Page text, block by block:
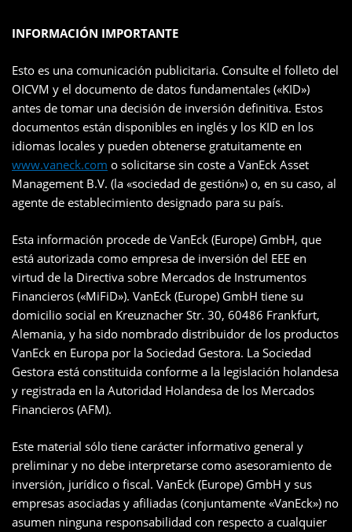
INFORMACIÓN IMPORTANTE
Esto es una comunicación publicitaria. Consulte el folleto del
OICVM y el documento de datos fundamentales («KID»)
antes de tomar una decisión de inversión definitiva. Estos
documentos están disponibles en inglés y los KID en los
idiomas locales y pueden obtenerse gratuitamente en
www.vaneck.com o solicitarse sin coste a VanEck Asset
Management B.V. (la «sociedad de gestión») o, en su caso, al
agente de establecimiento designado para su país.
Esta información procede de VanEck (Europe) GmbH, que
está autorizada como empresa de inversión del EEE en
virtud de la Directiva sobre Mercados de Instrumentos
Financieros («MiFiD»). VanEck (Europe) GmbH tiene su
domicilio social en Kreuznacher Str. 30, 60486 Frankfurt,
Alemania, y ha sido nombrado distribuidor de los productos
VanEck en Europa por la Sociedad Gestora. La Sociedad
Gestora está constituida conforme a la legislación holandesa
y registrada en la Autoridad Holandesa de los Mercados
Financieros (AFM).
Este material sólo tiene carácter informativo general y
preliminar y no debe interpretarse como asesoramiento de
inversión, jurídico o fiscal. VanEck (Europe) GmbH y sus
empresas asociadas y afiliadas (conjuntamente «VanEck») no
asumen ninguna responsabilidad con respecto a cualquier